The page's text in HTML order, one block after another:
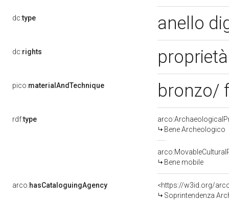
dc:type anello
dc:rights
pico:materialAndTechnique bronzo/
rdf:type
Bene Archeologico
Bene mobile
arco:hasCataloguingAgency
<https://w3id.org/
Soprintendenza